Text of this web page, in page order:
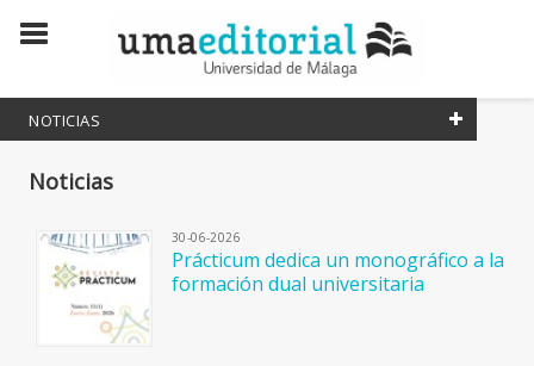
NOTICIAS
Noticias
30-06-2026
Prácticum dedica un monográfico a la
formación dual universitaria